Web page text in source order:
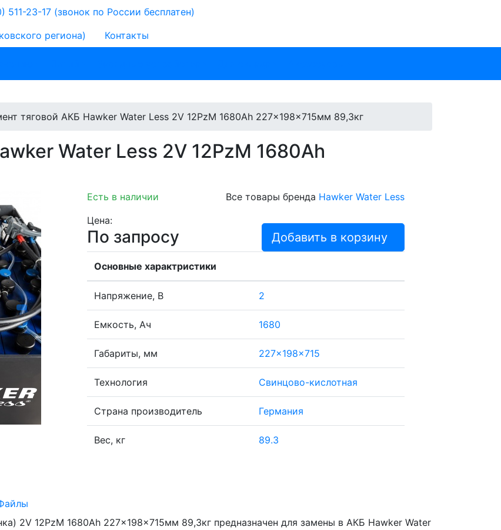
511-23-17 (звонок по России бесплатен)
региона) Контакты
тяговой АКБ Hawker Water Less 2V 12PzM 1680Ah 227x198x715мм 89,3кг
Water Less 2V 12PzM 1680Ah
Есть в наличии Все товары бренда Hawker Water Less
Цена:
По запросу Добавить в корзину
Основные характристики
Напряжение, В 2
Емкость, Ач 1680
Габариты, мм 227x198x715
Технология Свинцово-кислотная
Страна производитель Германия
Вес, кг 89.3
2V 12PzM 1680Ah 227x198x715мм 89,3кг предназначен для замены в АКБ Hawker Water